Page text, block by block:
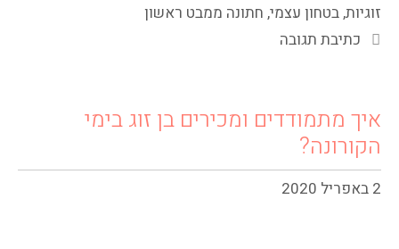
זוגיות,בטחון עצמי, חתונה ממבט ראשון
כתיבת תגובה
איך מתמודדים ומכירים בן זוג בימי
הקורונה?
2 באפריל 2020